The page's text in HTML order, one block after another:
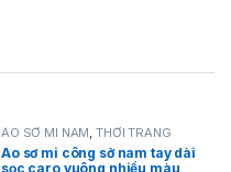
ÁO SƠ MI NAM,THỜI TRANG
NAM Tommy Hilfiger
Áo sơ mi công sở nam tay dài
sọc caro vuông nhiều màu